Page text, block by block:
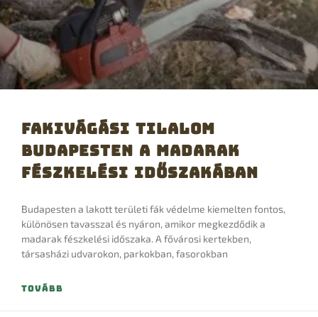
Fakivágási tilalom
Budapesten a madarak
fészkelési időszakában
Budapesten a lakott területi fák védelme kiemelten fontos,
különösen tavasszal és nyáron, amikor megkezdődik a
madarak fészkelési időszaka. A fővárosi kertekben,
társasházi udvarokon, parkokban, fasorokban
TOVÁBB